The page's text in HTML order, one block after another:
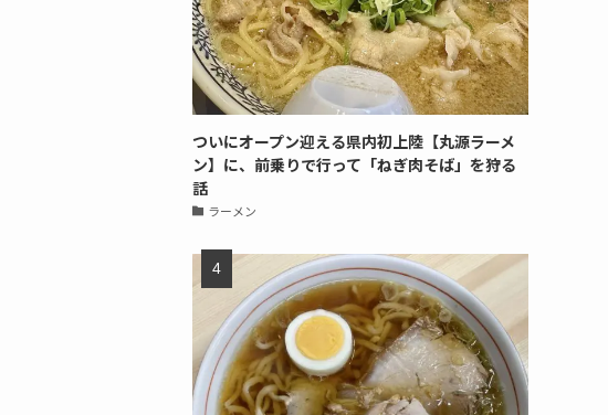
ついにオープン迎える県内初上陸【丸源ラーメ
ン】に、前乗りで行って「ねぎ肉そば」を狩る
話
ラーメン